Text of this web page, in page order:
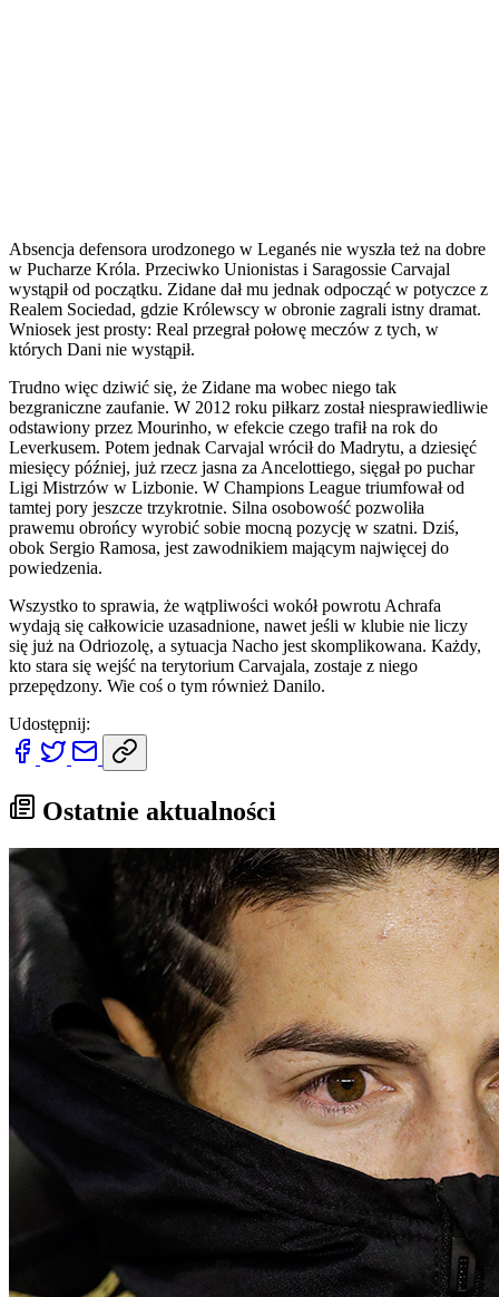
Absencja defensora urodzonego w Leganés nie wyszła też na dobre
w Pucharze Króla. Przeciwko Unionistas i Saragossie Carvajal
wystąpił od początku. Zidane dał mu jednak odpocząć w potyczce z
Realem Sociedad, gdzie Królewscy w obronie zagrali istny dramat.
Wniosek jest prosty: Real przegrał połowę meczów z tych, w
których Dani nie wystąpił.
Trudno więc dziwić się, że Zidane ma wobec niego tak
bezgraniczne zaufanie. W 2012 roku piłkarz został niesprawiedliwie
odstawiony przez Mourinho, w efekcie czego trafił na rok do
Leverkusem. Potem jednak Carvajal wrócił do Madrytu, a dziesięć
miesięcy później, już rzecz jasna za Ancelottiego, sięgał po puchar
Ligi Mistrzów w Lizbonie. W Champions League triumfował od
tamtej pory jeszcze trzykrotnie. Silna osobowość pozwoliła
prawemu obrońcy wyrobić sobie mocną pozycję w szatni. Dziś,
obok Sergio Ramosa, jest zawodnikiem mającym najwięcej do
powiedzenia.
Wszystko to sprawia, że wątpliwości wokół powrotu Achrafa
wydają się całkowicie uzasadnione, nawet jeśli w klubie nie liczy
się już na Odriozolę, a sytuacja Nacho jest skomplikowana. Każdy,
kto stara się wejść na terytorium Carvajala, zostaje z niego
przepędzony. Wie coś o tym również Danilo.
Udostępnij:
Ostatnie aktualności